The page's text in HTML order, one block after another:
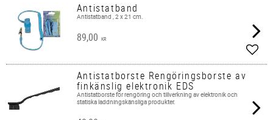
Antistatband
Antistatband , 2 x 21 cm.
89,00 KR
Antistatborste Rengöringsborste av
finkänslig elektronik EDS
Antistatborste för rengöring och tillverkning av elektronik och
statiska laddningskänsliga produkter.